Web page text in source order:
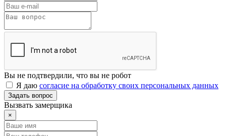
Вы не подтвердили, что вы не робот
Я даю согласие на обработку своих персональных данных
Задать вопрос
Вызвать замерщика
×